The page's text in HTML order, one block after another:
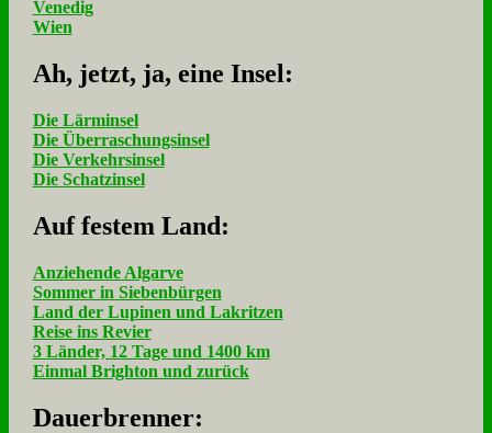
Venedig
Wien
Ah, jetzt, ja, ei­ne In­sel:
Die Lärminsel
Die Überraschungsinsel
Die Verkehrsinsel
Die Schatzinsel
Auf fe­stem Land:
Anziehende Algarve
Sommer in Siebenbürgen
Land der Lupinen und Lakritzen
Reise ins Revier
3 Länder, 12 Tage und 1400 km
Einmal Brighton und zurück
Dau­er­bren­ner: